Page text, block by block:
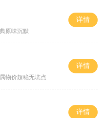
原味沉默
详情
物价超稳无坑点
详情
详情